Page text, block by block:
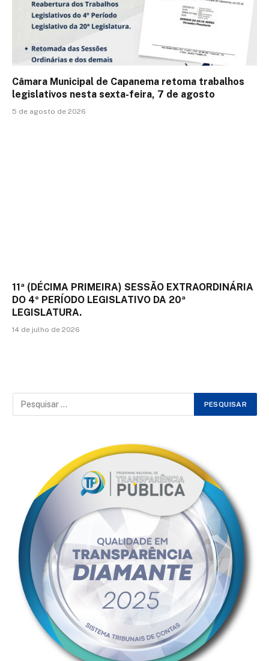
Câmara Municipal de Capanema retoma trabalhos
legislativos nesta sexta-feira, 7 de agosto
5 de agosto de 2026
11ª (DÉCIMA PRIMEIRA) SESSÃO EXTRAORDINÁRIA
DO 4º PERÍODO LEGISLATIVO DA 20ª
LEGISLATURA.
14 de julho de 2026